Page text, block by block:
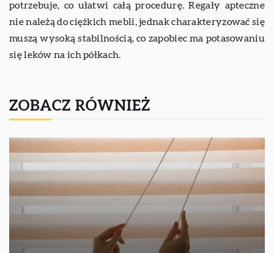
potrzebuje, co ułatwi całą procedurę. Regały apteczne
nie należą do ciężkich mebli, jednak charakteryzować się
muszą wysoką stabilnością, co zapobiec ma potasowaniu
się leków na ich półkach.
ZOBACZ RÓWNIEŻ